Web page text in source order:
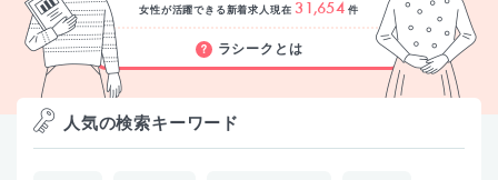
女性が活躍できる新着求人 現在 31,654 件
ラシークとは
人気の検索キーワード